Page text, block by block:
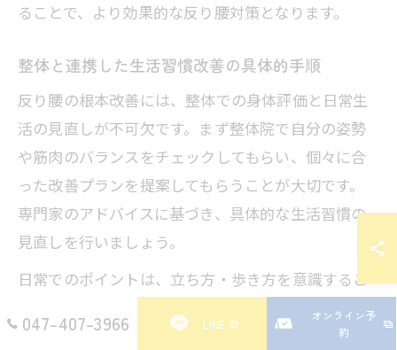
ることで、より効果的な反り腰対策となります。
整体と連携した生活習慣改善の具体的手順
反り腰の根本改善には、整体での身体評価と日常生
活の見直しが不可欠です。まず整体院で自分の姿勢
や筋肉のバランスをチェックしてもらい、個々に合
った改善プランを提案してもらうことが大切です。
専門家のアドバイスに基づき、具体的な生活習慣の
見直しを行いましょう。
日常でのポイントは、立ち方・歩き方を意識するこ
と、デスクワーク時の椅子や机の高さを調整し、骨
盤が前傾しにくい環境を作ることです。また、長時
047-407-3966 LINE
オンライン予
約